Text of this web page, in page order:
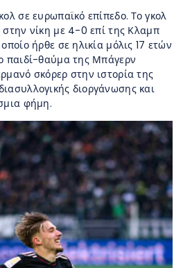
σε ευρωπαϊκό επίπεδο. Το γκολ
νίκη με 4-0 επί της Κλαμπ
ήρθε σε ηλικία μόλις 17 ετών
παιδί-θαύμα της Μπάγερν
σκόρερ στην ιστορία της
διοργάνωσης και
φήμη.